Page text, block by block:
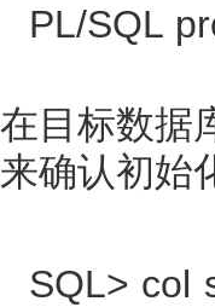
PL/SQL
在目标数据
来确认初始
SQL> col